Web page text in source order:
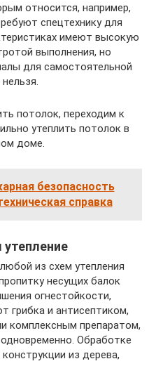
относится, например,
спецтехнику для
имеют высокую
выполнения, но
для самостоятельной
потолок, переходим к
утеплить потолок в
доме.
безопасность
справка
из схем утепления
несущих балок
огнестойкости,
грибка и антисептиком,
комплексным препаратом,
Обработке
из дерева,